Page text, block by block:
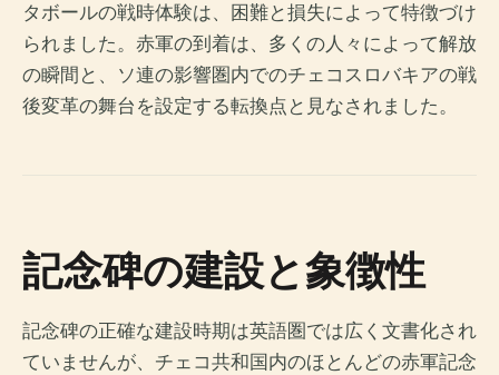
タボールの戦時体験は、困難と損失によって特徴づけ
られました。赤軍の到着は、多くの人々によって解放
の瞬間と、ソ連の影響圏内でのチェコスロバキアの戦
後変革の舞台を設定する転換点と見なされました。
記念碑の建設と象徴性
記念碑の正確な建設時期は英語圏では広く文書化され
ていませんが、チェコ共和国内のほとんどの赤軍記念